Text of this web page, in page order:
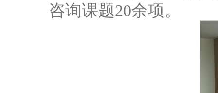
咨询课题20余项。